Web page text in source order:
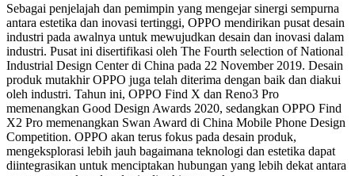
Sebagai penjelajah dan pemimpin yang mengejar sinergi sempurna
antara estetika dan inovasi tertinggi, OPPO mendirikan pusat desain
industri pada awalnya untuk mewujudkan desain dan inovasi dalam
industri. Pusat ini disertifikasi oleh The Fourth selection of National
Industrial Design Center di China pada 22 November 2019. Desain
produk mutakhir OPPO juga telah diterima dengan baik dan diakui
oleh industri. Tahun ini, OPPO Find X dan Reno3 Pro
memenangkan Good Design Awards 2020, sedangkan OPPO Find
X2 Pro memenangkan Swan Award di China Mobile Phone Design
Competition. OPPO akan terus fokus pada desain produk,
mengeksplorasi lebih jauh bagaimana teknologi dan estetika dapat
diintegrasikan untuk menciptakan hubungan yang lebih dekat antara